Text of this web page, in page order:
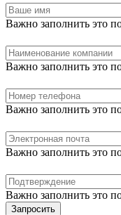
Важно заполнить это
Важно заполнить это
Важно заполнить это
Важно заполнить это
Важно заполнить это
Запросить